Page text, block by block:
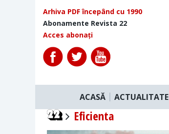
Arhiva PDF începând cu 1990
Abonamente Revista 22
Acces abonați
ACASĂ ACTUALITATE
Eficienta